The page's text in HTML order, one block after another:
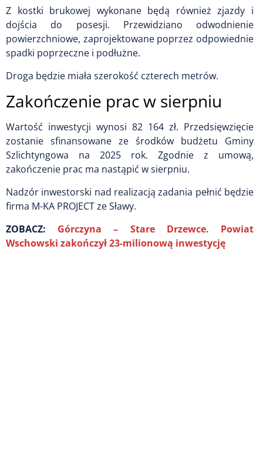
Z kostki brukowej wykonane będą również zjazdy i
dojścia do posesji. Przewidziano odwodnienie
powierzchniowe, zaprojektowane poprzez odpowiednie
spadki poprzeczne i podłużne.
Droga będzie miała szerokość czterech metrów.
Zakończenie prac w sierpniu
Wartość inwestycji wynosi 82 164 zł. Przedsięwzięcie
zostanie sfinansowane ze środków budżetu Gminy
Szlichtyngowa na 2025 rok. Zgodnie z umową,
zakończenie prac ma nastąpić w sierpniu.
Nadzór inwestorski nad realizacją zadania pełnić będzie
firma M-KA PROJECT ze Sławy.
ZOBACZ: Górczyna – Stare Drzewce. Powiat
Wschowski zakończył 23-milionową inwestycję